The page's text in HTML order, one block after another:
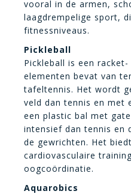
vooral in de armen,
laagdrempelige sport,
fitnessniveaus.
Pickleball
Pickleball is een
elementen bevat van
tafeltennis. Het wordt
veld dan tennis en met
een plastic bal met
intensief dan tennis en
de gewrichten. Het
cardiovasculaire
oogcoördinatie.
Aquarobics